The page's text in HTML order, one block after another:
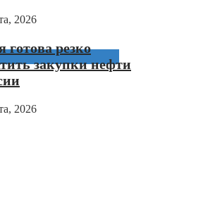
2026
готова резко
закупки нефти
2026